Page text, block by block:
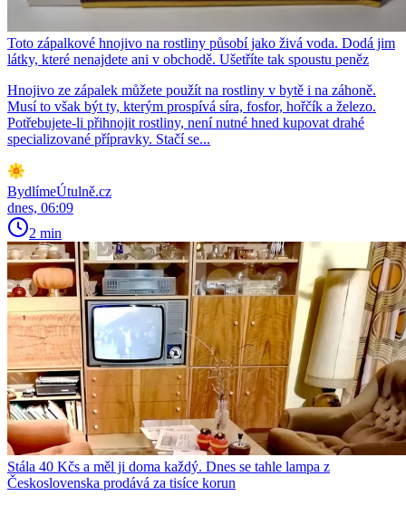
Toto zápalkové hnojivo na rostliny působí jako živá voda. Dodá jim
látky, které nenajdete ani v obchodě. Ušetříte tak spoustu peněz
Hnojivo ze zápalek můžete použít na rostliny v bytě i na záhoně.
Musí to však být ty, kterým prospívá síra, fosfor, hořčík a železo.
Potřebujete-li přihnojit rostliny, není nutné hned kupovat drahé
specializované přípravky. Stačí se...
BydlímeÚtulně.cz
dnes, 06:09
2 min
Stála 40 Kčs a měl ji doma každý. Dnes se tahle lampa z
Československa prodává za tisíce korun